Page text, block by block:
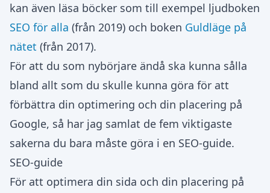
kan även läsa böcker som till exempel ljudboken
SEO för alla (från 2019) och boken Guldläge på
nätet (från 2017).
För att du som nybörjare ändå ska kunna sålla
bland allt som du skulle kunna göra för att
förbättra din optimering och din placering på
Google, så har jag samlat de fem viktigaste
sakerna du bara måste göra i en SEO-guide.
SEO-guide
För att optimera din sida och din placering på